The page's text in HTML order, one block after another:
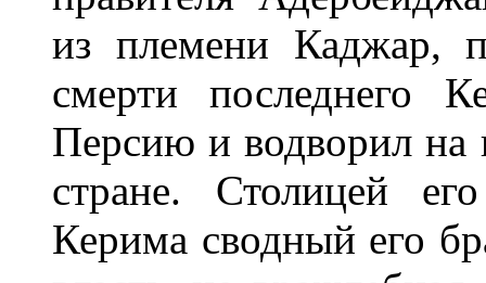
из племени Каджар,
смерти последнего
Персию и водворил на
стране. Столицей
Керима сводный его